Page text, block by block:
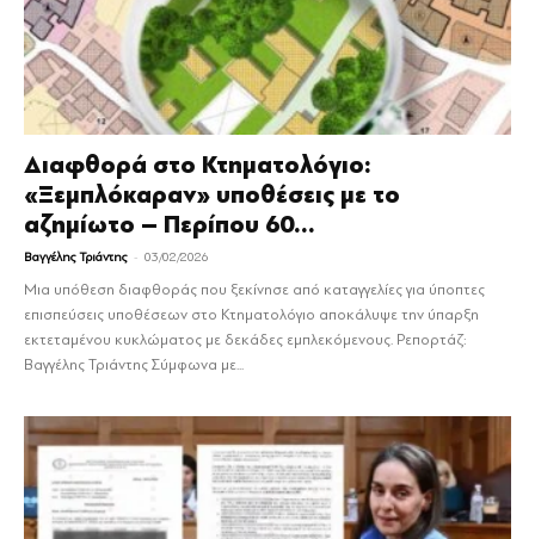
Διαφθορά στο Κτηματολόγιο:
«Ξεμπλόκαραν» υποθέσεις με το
αζημίωτο – Περίπου 60...
Βαγγέλης Τριάντης - 03/02/2026
Μια υπόθεση διαφθοράς που ξεκίνησε από καταγγελίες για ύποπτες
επισπεύσεις υποθέσεων στο Κτηματολόγιο αποκάλυψε την ύπαρξη
εκτεταμένου κυκλώματος με δεκάδες εμπλεκόμενους. Ρεπορτάζ:
Βαγγέλης Τριάντης Σύμφωνα με...